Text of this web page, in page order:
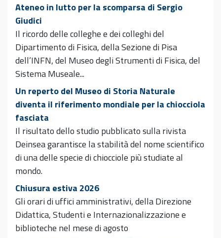
Ateneo in lutto per la scomparsa di Sergio
Giudici
Il ricordo delle colleghe e dei colleghi del
Dipartimento di Fisica, della Sezione di Pisa
dell’INFN, del Museo degli Strumenti di Fisica, del
Sistema Museale...
Un reperto del Museo di Storia Naturale
diventa il riferimento mondiale per la chiocciola
fasciata
Il risultato dello studio pubblicato sulla rivista
Deinsea garantisce la stabilità del nome scientifico
di una delle specie di chiocciole più studiate al
mondo.
Chiusura estiva 2026
Gli orari di uffici amministrativi, della Direzione
Didattica, Studenti e Internazionalizzazione e
biblioteche nel mese di agosto